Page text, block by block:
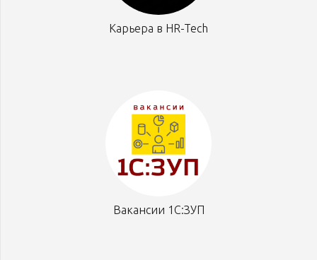
Карьера в HR-Tech
Вакансии 1С:ЗУП